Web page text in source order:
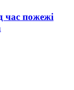
час пожежі